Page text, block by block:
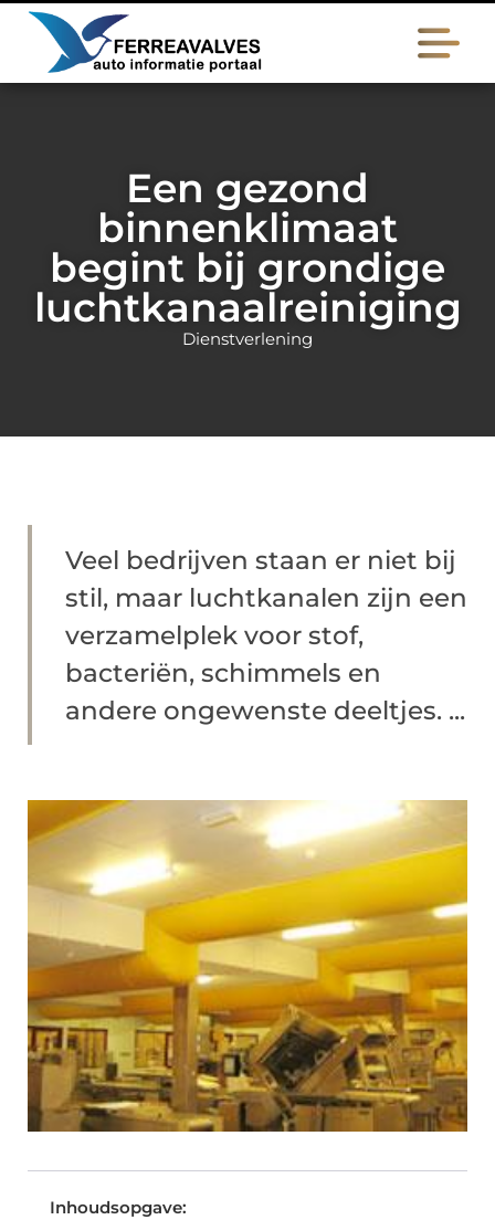
Een gezond
binnenklimaat
begint bij grondige
luchtkanaalreiniging
Dienstverlening
Veel bedrijven staan er niet bij
stil, maar luchtkanalen zijn een
verzamelplek voor stof,
bacteriën, schimmels en
andere ongewenste deeltjes. ...
Inhoudsopgave: